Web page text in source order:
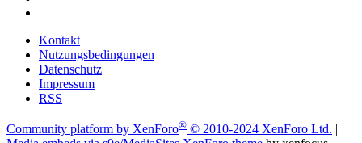
Kontakt
Nutzungsbedingungen
Datenschutz
Impressum
RSS
Community platform by XenForo® © 2010-2024 XenForo Ltd. |